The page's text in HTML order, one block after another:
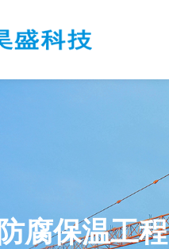
腐保温工程